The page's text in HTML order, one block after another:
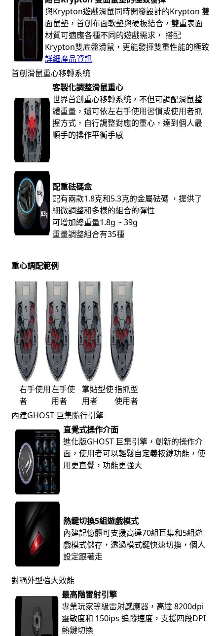
與Krypton遊戲滑鼠同時開發設計的Krypton 雙
面鼠墊，首創布面軟墊與硬板結合，雙重表面
材質可適應各種不同的遊戲需求， 搭配
Krypton雙底盤滑鼠，更能發揮雙重性能的極致
詳細產品資訊
首創滑鼠重心移轉系統
客製化調整滑鼠重心
世界首創重心移轉系統，不但可調配滑鼠整
體重量，還可依左右手使用習慣或使用者抓
握方式，自行調整對應的重心，達到個人最
順手的操作平衡手感
配重砝碼盒
配有兩款1.8克和5.3克的金屬砝碼 ，提供了
細微調整和多樣的組合的彈性
可增加總重量1.8g ~ 39g
重量調整組合有35種
重心調配範例
右手使用
者
左手使
用者
掌貼型使
用者
指抓型
使用者
內建GHOST 巨集隨行引擎
直覺式操作介面
進化版GHOST 巨集引擎，創新的操作介
面，使用者可以輕鬆自定義按鍵功能，使
用更直覺，功能更強大
熱鍵切換5組遊戲模式
內建記憶體可支援高達70組巨集和5組遊
戲模式儲存，透過模式鍵快速切換，個人
設定跟著走
對稱外型強大效能
最高階雷射引擎
專業玩家等級雷射感應器，高達 8200dpi
靈敏度和 150ips 追蹤速度，支援四段DPI
熱鍵切換